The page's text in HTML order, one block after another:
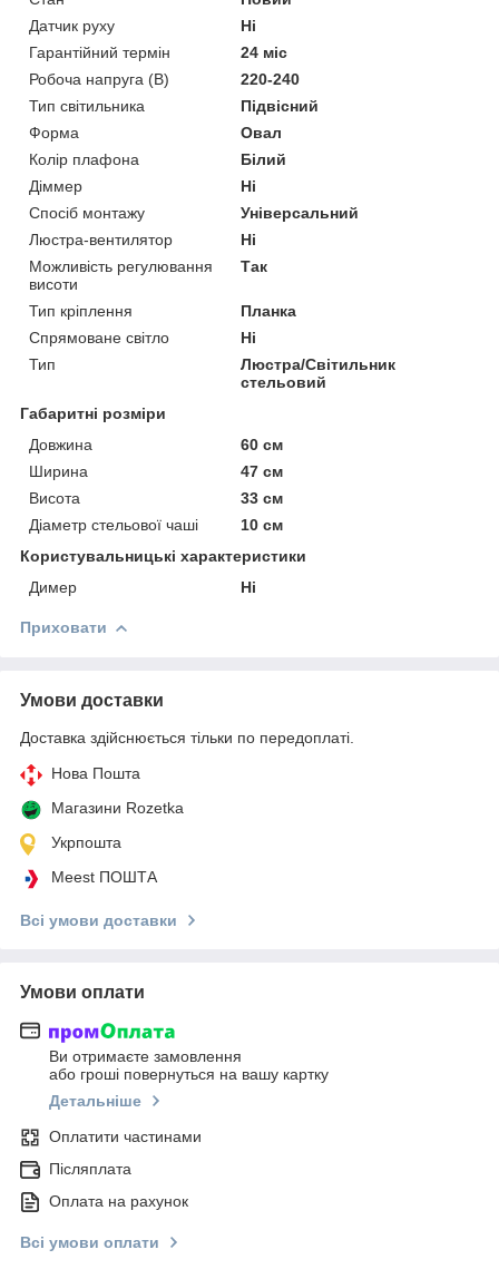
Датчик руху
Ні
Гарантійний термін
24 міс
Робоча напруга (В)
220-240
Тип світильника
Підвісний
Форма
Овал
Колір плафона
Білий
Діммер
Ні
Спосіб монтажу
Універсальний
Люстра-вентилятор
Ні
Можливість регулювання
висоти
Так
Тип кріплення
Планка
Спрямоване світло
Ні
Тип
Люстра/Світильник
стельовий
Габаритні розміри
Довжина
60 см
Ширина
47 см
Висота
33 см
Діаметр стельової чаші
10 см
Користувальницькі характеристики
Димер
Ні
Приховати
Умови доставки
Доставка здійснюється тільки по передоплаті.
Нова Пошта
Магазини Rozetka
Укрпошта
Meest ПОШТА
Всі умови доставки
Умови оплати
Ви отримаєте замовлення
або гроші повернуться на вашу картку
Детальніше
Оплатити частинами
Післяплата
Оплата на рахунок
Всі умови оплати